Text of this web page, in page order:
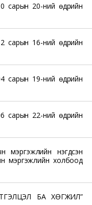
сарын 20-ний өдрийн
сарын 16-ний өдрийн
сарын 19-ний өдрийн
сарын 22-ний өдрийн
мэргэжлийн нэгдсэн
мэргэжлийн холбоод
БА ХӨГЖИЛ”